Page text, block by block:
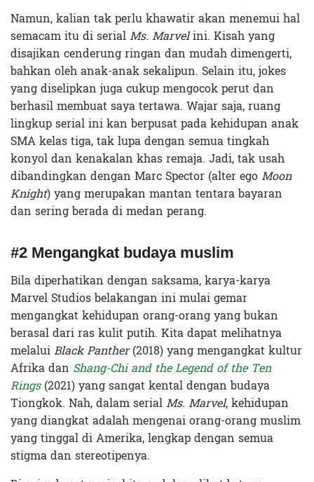
Namun, kalian tak perlu khawatir akan menemui hal
semacam itu di serialMs. Marvelini. Kisah yang
disajikan cenderung ringan dan mudah dimengerti,
bahkan oleh anak-anak sekalipun. Selain itu, jokes
yang diselipkan juga cukup mengocok perut dan
berhasil membuat saya tertawa. Wajar saja, ruang
lingkup serial ini kan berpusat pada kehidupan anak
SMA kelas tiga, tak lupa dengan semua tingkah
konyol dan kenakalan khas remaja. Jadi, tak usah
dibandingkan dengan Marc Spector (alter egoMoon
Knight) yang merupakan mantan tentara bayaran
dan sering berada di medan perang.
#2 Mengangkat budaya muslim
Bila diperhatikan dengan saksama, karya-karya
Marvel Studios belakangan ini mulai gemar
mengangkat kehidupan orang-orang yang bukan
berasal dari ras kulit putih. Kita dapat melihatnya
melaluiBlack Panther(2018) yang mengangkat kultur
Afrika dan Shang-Chi and the Legend of the Ten
Rings(2021) yang sangat kental dengan budaya
Tiongkok. Nah, dalam serialMs. Marvel, kehidupan
yang diangkat adalah mengenai orang-orang muslim
yang tinggal di Amerika, lengkap dengan semua
stigma dan stereotipenya.